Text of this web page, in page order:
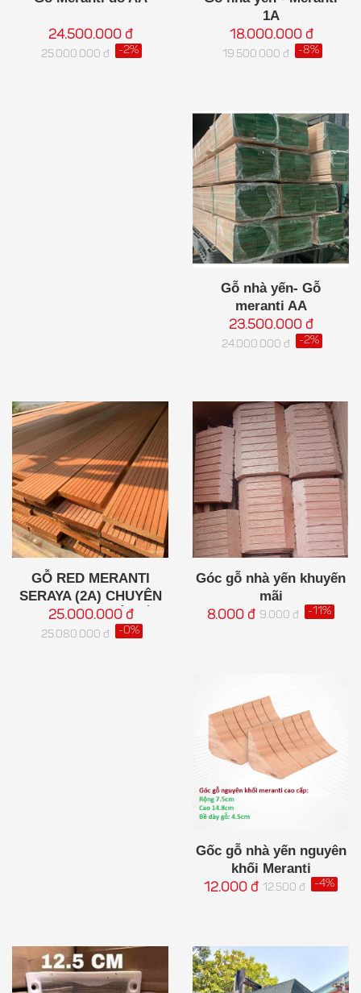
24.500.000 đ
25.000.000 đ -2%
1A
18.000.000 đ
19.500.000 đ -8%
Gỗ nhà yến- Gỗ
meranti AA
23.500.000 đ
24.000.000 đ -2%
GỖ RED MERANTI
SERAYA (2A) CHUYÊN
DỤNG CHO NHÀ YẾN
25.000.000 đ
25.080.000 đ -0%
Góc gỗ nhà yến khuyến
mãi
8.000 đ 9.000 đ -11%
Gốc gỗ nhà yến nguyên
khối Meranti
12.000 đ 12.500 đ -4%